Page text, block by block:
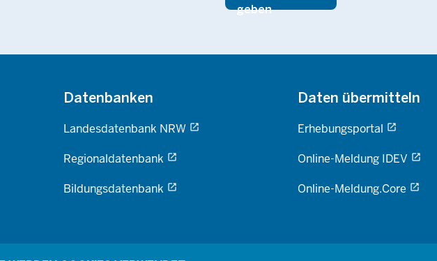
geben
Datenbanken
Landesdatenbank NRW
Regionaldatenbank
Bildungsdatenbank
Daten übermitteln
Erhebungsportal
Online-Meldung IDEV
Online-Meldung.Core